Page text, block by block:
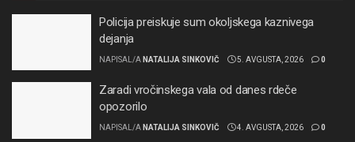
Policija preiskuje sum okoljskega kaznivega
dejanja
NAPISAL/A NATALIJA SINKOVIČ 5. AVGUSTA, 2026 0
Zaradi vročinskega vala od danes rdeče
opozorilo
NAPISAL/A NATALIJA SINKOVIČ 4. AVGUSTA, 2026 0